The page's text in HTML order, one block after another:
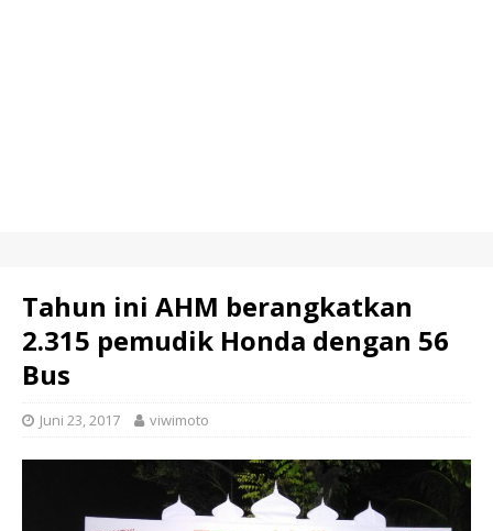
Tahun ini AHM berangkatkan
2.315 pemudik Honda dengan 56
Bus
Juni 23, 2017 viwimoto